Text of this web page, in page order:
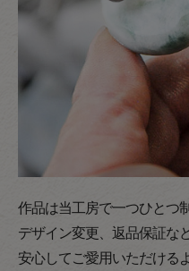
作品は当工房で一つひとつ
デザイン変更、返品保証な
安心してご愛用いただける